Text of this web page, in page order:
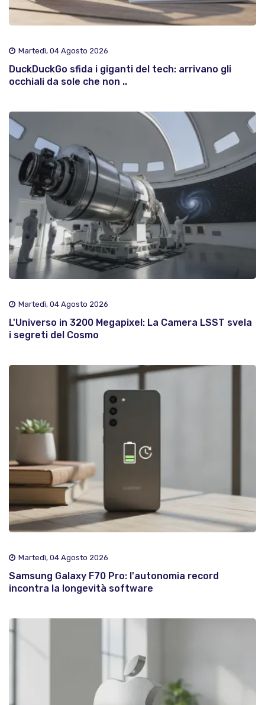
Martedì, 04 Agosto 2026
DuckDuckGo sfida i giganti del tech: arrivano gli
occhiali da sole che non ..
Martedì, 04 Agosto 2026
L'Universo in 3200 Megapixel: La Camera LSST svela
i segreti del Cosmo
Martedì, 04 Agosto 2026
Samsung Galaxy F70 Pro: l'autonomia record
incontra la longevità software